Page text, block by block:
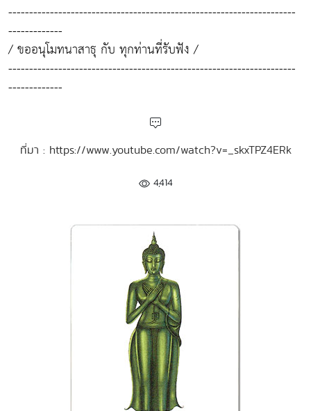
---------------------------------------------------------------------
-------------
/ ขออนุโมทนาสาธุ กับ ทุกท่านที่รับฟัง /
---------------------------------------------------------------------
-------------
ที่มา : https://www.youtube.com/watch?v=_skxTPZ4ERk
4,414